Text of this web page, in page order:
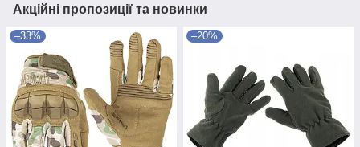
Акційні пропозиції та новинки
–33% –20%